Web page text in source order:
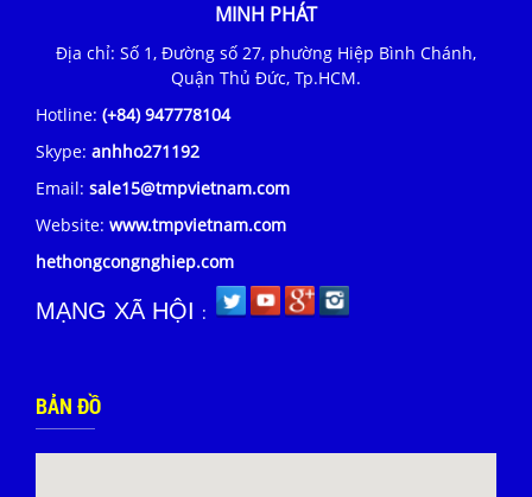
MINH PHÁT
Địa chỉ: Số 1, Đường số 27, phường Hiệp Bình Chánh,
Quận Thủ Đức, Tp.HCM.
Hotline: (+84) 947778104
Skype: anhho271192
Email: sale15@tmpvietnam.com
Website: www.tmpvietnam.com
hethongcongnghiep.com
MẠNG XÃ HỘI :
BẢN ĐỒ